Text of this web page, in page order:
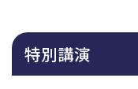
特別講演